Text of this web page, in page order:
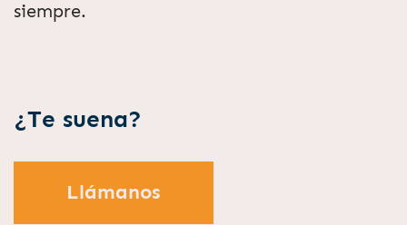
siempre.
¿Te suena?
Llámanos